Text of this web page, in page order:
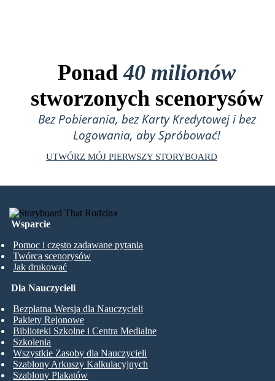
Ponad40 milionów
stworzonych scenorysów
Bez Pobierania, bez Karty Kredytowej i bez
Logowania, aby Spróbować!
UTWÓRZ MÓJ PIERWSZY STORYBOARD
Wsparcie
Pomoc i często zadawane pytania
Twórca scenorysów
Jak drukować
Dla Nauczycieli
Bezpłatna Wersja dla Nauczycieli
Pakiety Rejonowe
Biblioteki Szkolne i Centra Medialne
Szkolenia
Wszystkie Zasoby dla Nauczycieli
Szablony Arkuszy Kalkulacyjnych
Szablony Plakatów